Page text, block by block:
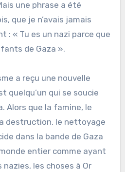
une phrase a été
que je n’avais jamais
: « Tu es un nazi parce que
de Gaza ».
a reçu une nouvelle
quelqu’un qui se soucie
Alors que la famine, le
destruction, le nettoyage
dans la bande de Gaza
entier comme ayant
les choses à Or